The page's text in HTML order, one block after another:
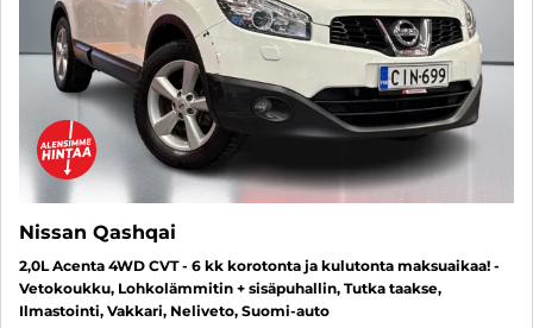
Nissan Qashqai
2,0L Acenta 4WD CVT - 6 kk korotonta ja kulutonta maksuaikaa! -
Vetokoukku, Lohkolämmitin + sisäpuhallin, Tutka taakse,
Ilmastointi, Vakkari, Neliveto, Suomi-auto